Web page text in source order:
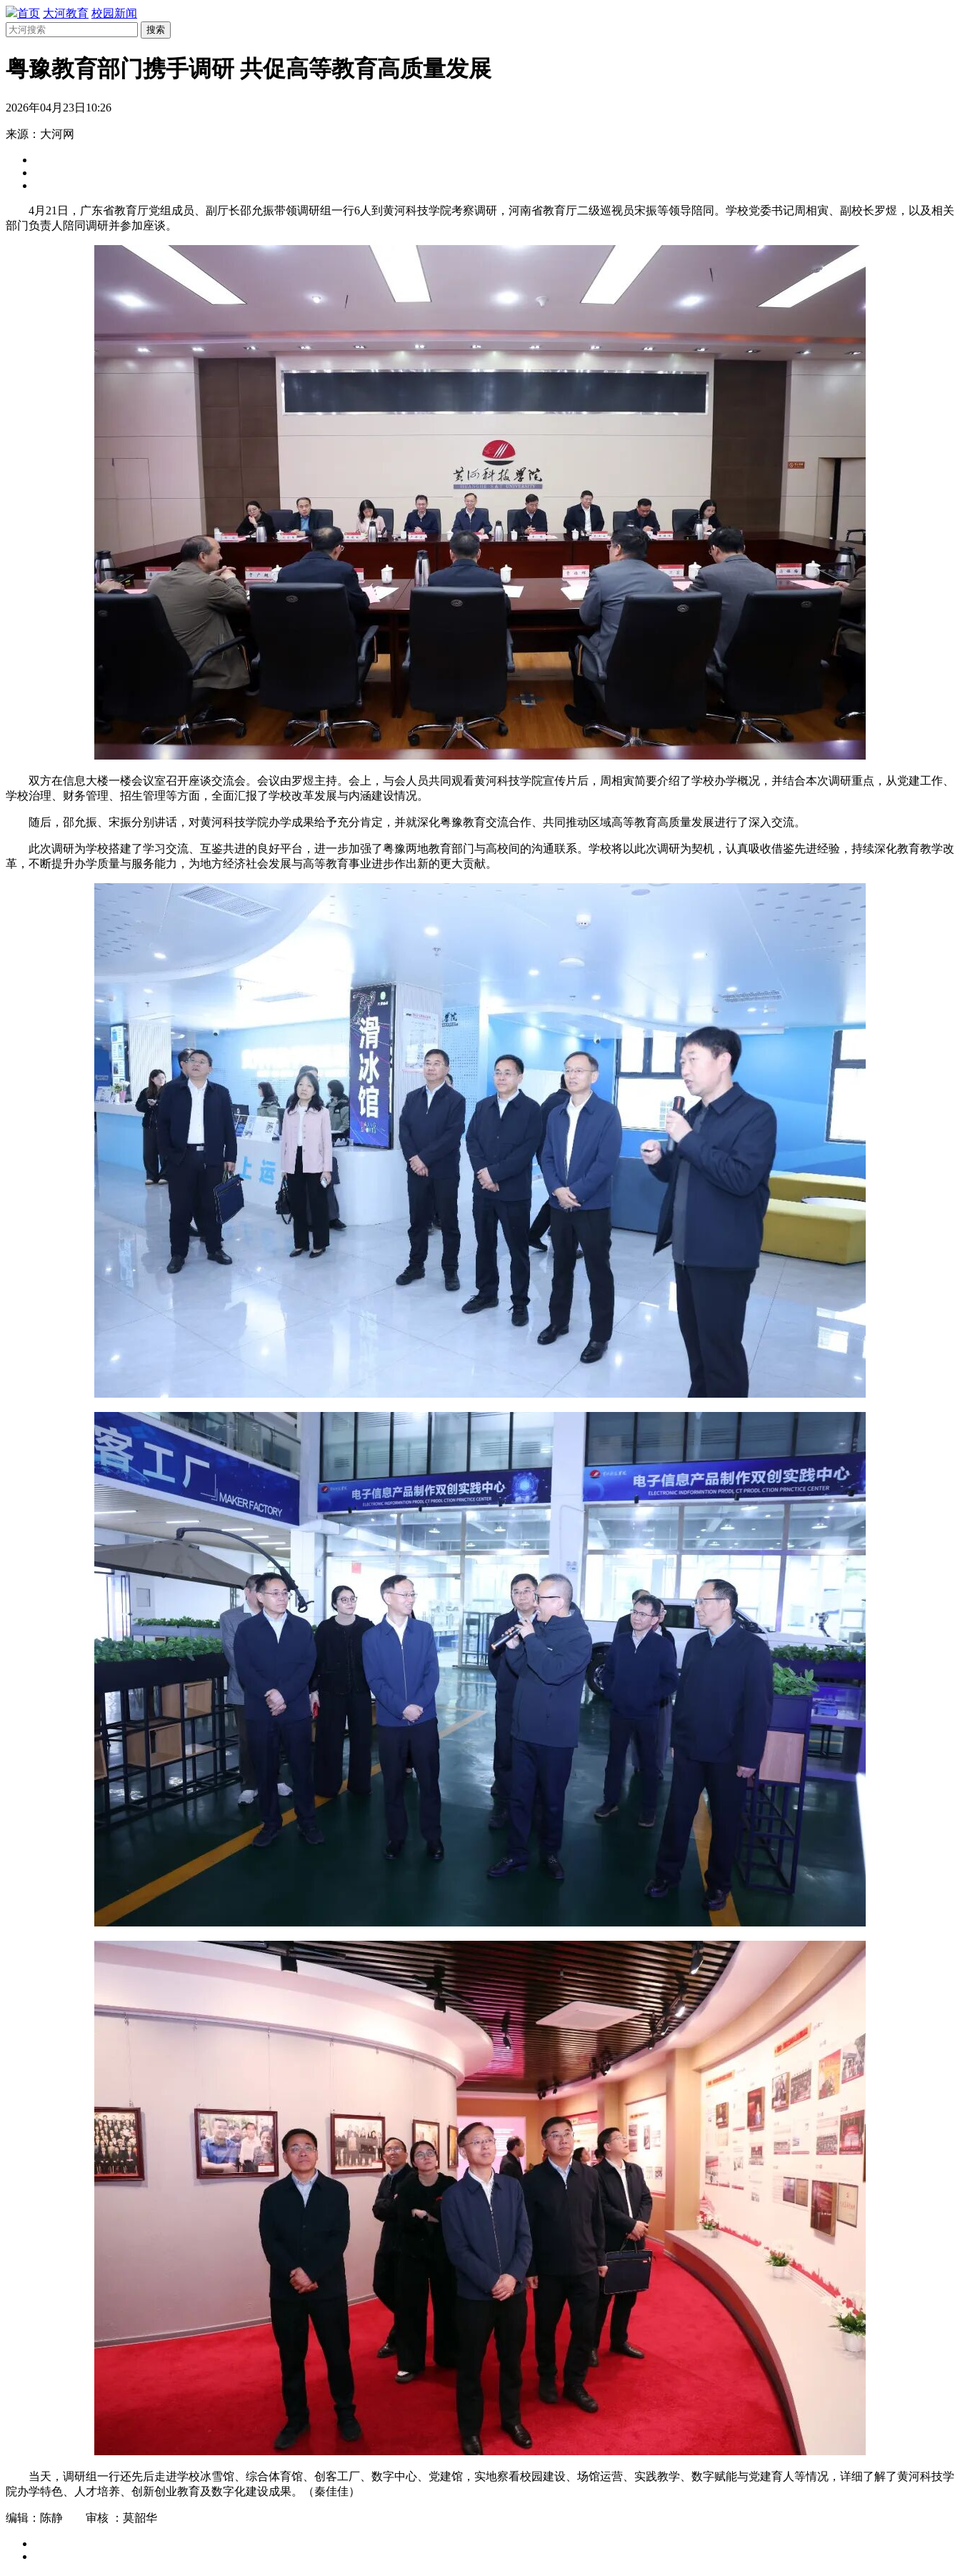
首页 大河教育 校园新闻
搜索
粤豫教育部门携手调研 共促高等教育高质量发展
2026年04月23日10:26
来源：大河网
4月21日，广东省教育厅党组成员、副厅长邵允振带领调研组一行6人到黄河科技学院考察调研，河南省教育厅二级巡视员宋振等领导陪同。学校党委书记周相寅、副校长罗煜，以及相关
部门负责人陪同调研并参加座谈。
双方在信息大楼一楼会议室召开座谈交流会。会议由罗煜主持。会上，与会人员共同观看黄河科技学院宣传片后，周相寅简要介绍了学校办学概况，并结合本次调研重点，从党建工作、
学校治理、财务管理、招生管理等方面，全面汇报了学校改革发展与内涵建设情况。
随后，邵允振、宋振分别讲话，对黄河科技学院办学成果给予充分肯定，并就深化粤豫教育交流合作、共同推动区域高等教育高质量发展进行了深入交流。
此次调研为学校搭建了学习交流、互鉴共进的良好平台，进一步加强了粤豫两地教育部门与高校间的沟通联系。学校将以此次调研为契机，认真吸收借鉴先进经验，持续深化教育教学改
革，不断提升办学质量与服务能力，为地方经济社会发展与高等教育事业进步作出新的更大贡献。
当天，调研组一行还先后走进学校冰雪馆、综合体育馆、创客工厂、数字中心、党建馆，实地察看校园建设、场馆运营、实践教学、数字赋能与党建育人等情况，详细了解了黄河科技学
院办学特色、人才培养、创新创业教育及数字化建设成果。（秦佳佳）
编辑：陈静 审核 ：莫韶华